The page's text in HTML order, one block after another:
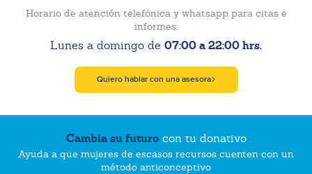
Horario de atención telefónica y whatsapp para citas e
informes:
Lunes a domingo de 07:00 a 22:00 hrs.
Quiero hablar con una asesora
Cambia su futurocon tu donativo
Ayuda a que mujeres de escasos recursos cuenten con un
método anticonceptivo